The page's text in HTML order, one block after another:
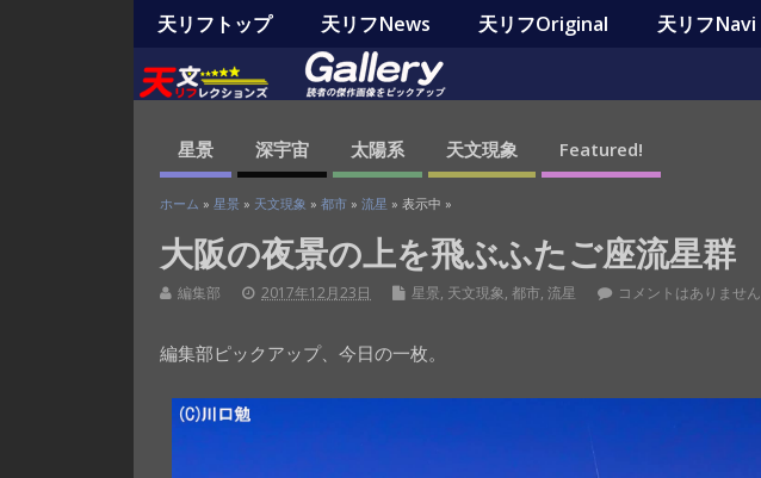
天リフトップ 天リフNews 天リフOriginal 天リフNavi
星景 深宇宙 太陽系 天文現象 Featured!
ホーム »星景 » 天文現象 »都市 »流星 » 表示中 »
大阪の夜景の上を飛ぶふたご座流星群
編集部 2017年12月23日 星景, 天文現象,都市,流星 コメントはありません
編集部ピックアップ、今日の一枚。